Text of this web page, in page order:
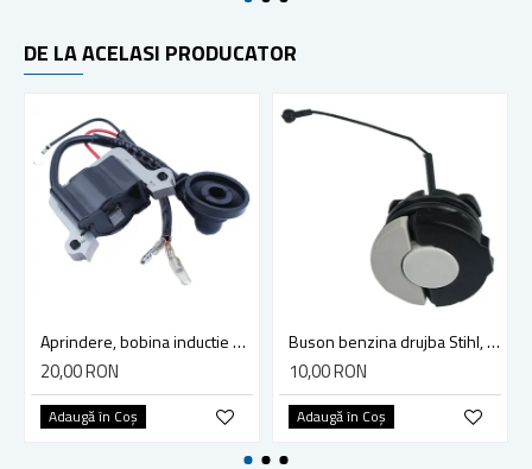
DE LA ACELASI PRODUCATOR
Aprindere, bobina inductie motocoasa chinezeasca TL43 TL 52, Ruris Dac 210, Dac 310
20,00 RON
Adaugă în Coş
Buson benzina drujba Stihl, model cu clapeta
10,00 RON
Adaugă în Coş